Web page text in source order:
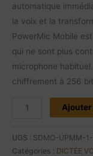
automatique
la voix et la
PowerMic Mobile
qui ne sont plus
microphone
chiffrement à 256
UGS : SDMO-UPMM-
Catégories : DICTÉE